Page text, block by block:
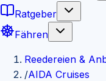
Ratgeber
Fähren
Reedereien &
/AIDA Cruises